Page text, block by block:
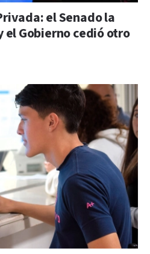
el Senado la
el Gobierno cedió otro